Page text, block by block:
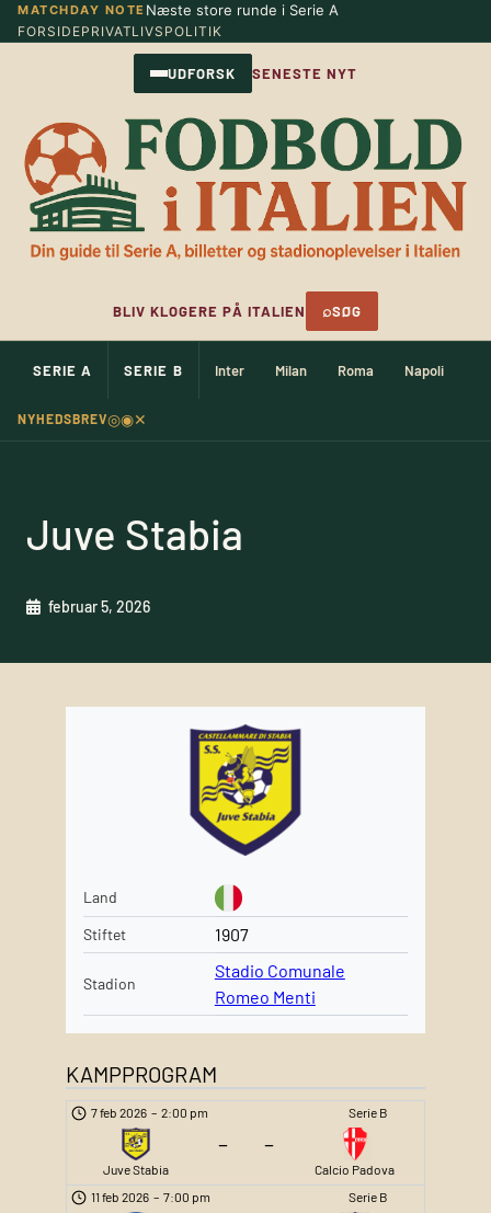
Spring
til
MATCHDAY NOTE Næste store runde i Serie A
FORSIDEPRIVATLIVSPOLITIK
UDFORSK SENESTE NYT
BLIV KLOGERE PÅ ITALIEN ⌕SØG
SERIE A SERIE B Inter Milan Roma Napoli
NYHEDSBREV◎◉✕
Juve Stabia
februar 5, 2026
Land
Stiftet
1907
Stadion
Stadio Comunale
Romeo Menti
KAMPPROGRAM
Serie B
7 feb 2026 – 2:00 pm
Juve Stabia
– –
Calcio Padova
Serie B
11 feb 2026 – 7:00 pm